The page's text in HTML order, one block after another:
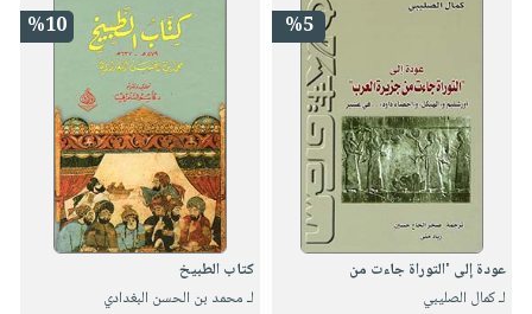
%5
عودة إلى 'التوراة جاءت من
لـ كمال الصليبي
%10
كتاب الطبيخ
لـ محمد بن الحسن البغدادي